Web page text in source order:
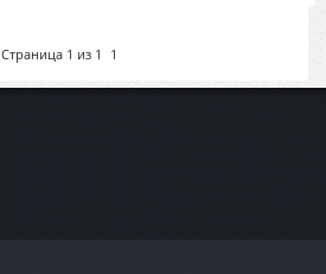
Страница 1 из 1 1